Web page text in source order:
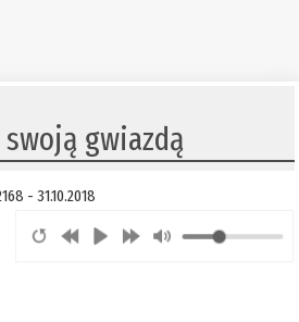
swoją gwiazdą
- 31.10.2018